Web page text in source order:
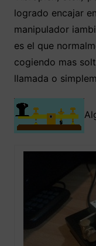
logrado encajar
manipulador
es el que
cogiendo mas
llamada o